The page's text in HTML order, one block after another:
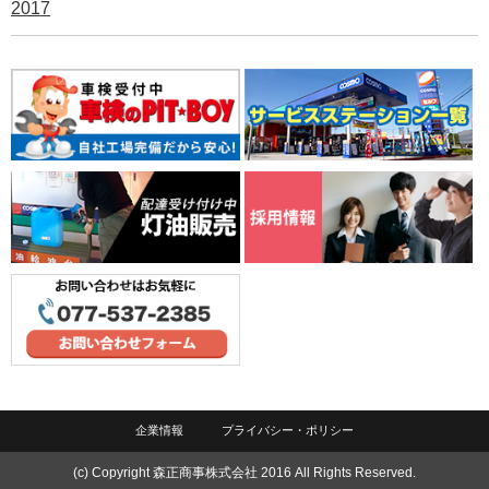
2017
企業情報 プライバシー・ポリシー
(c) Copyright 森正商事株式会社 2016 All Rights Reserved.